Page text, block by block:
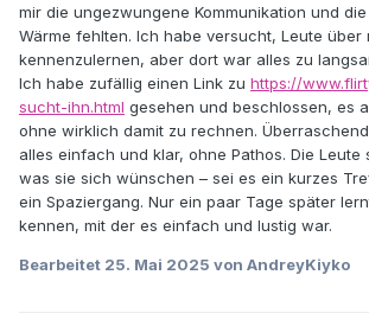
mir die ungezwungene Kommunikation und
Wärme fehlten. Ich habe versucht, Leute über
kennenzulernen, aber dort war alles zu
Ich habe zufällig einen Link zu https://
sucht-ihn.html gesehen und beschlossen, es
ohne wirklich damit zu rechnen.
alles einfach und klar, ohne Pathos. Die
was sie sich wünschen – sei es ein kurzes
ein Spaziergang. Nur ein paar Tage später
kennen, mit der es einfach und lustig war.
Bearbeitet 25. Mai 2025 von AndreyKiyko